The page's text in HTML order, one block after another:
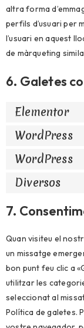
altra forma
perfils d’usuari per
l’usuari en aquest
de màrqueting
6. Galetes
Elementor
WordPress
WordPress
Diversos
7.
Quan visiteu el
un missatge
bon punt feu clic a
utilitzar les
seleccionat al
Política de galetes.